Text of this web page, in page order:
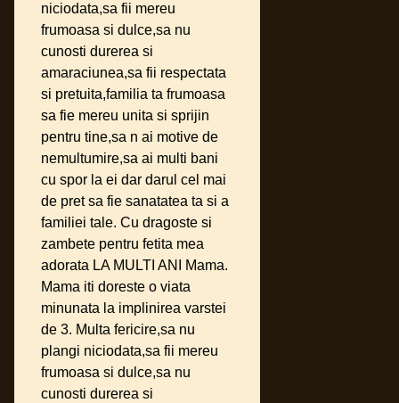
niciodata,sa fii mereu
frumoasa si dulce,sa nu
cunosti durerea si
amaraciunea,sa fii respectata
si pretuita,familia ta frumoasa
sa fie mereu unita si sprijin
pentru tine,sa n ai motive de
nemultumire,sa ai multi bani
cu spor la ei dar darul cel mai
de pret sa fie sanatatea ta si a
familiei tale. Cu dragoste si
zambete pentru fetita mea
adorata LA MULTI ANI Mama.
Mama iti doreste o viata
minunata la implinirea varstei
de 3. Multa fericire,sa nu
plangi niciodata,sa fii mereu
frumoasa si dulce,sa nu
cunosti durerea si